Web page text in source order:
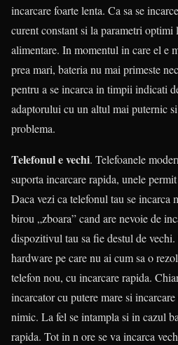
incarcare foarte lenta. Ca sa se
curent constant si la parametri optimi
alimentare. In momentul in care el e
prea mari, bateria nu mai primeste
pentru a se incarca in timpii indicati
adaptorului cu un altul mai puternic
problema.
Telefonul e vechi. Telefoanele
suporta incarcare rapida, unele
Daca vezi ca telefonul tau se incarca
birou „zboara” cand are nevoie de
dispozitivul tau sa fie destul de
hardware pe care nu ai cum sa o
telefon nou, cu incarcare rapida.
incarcator cu putere mare si
nimic. La fel se intampla si in cazul
rapida. Tot in n ore se va incarca